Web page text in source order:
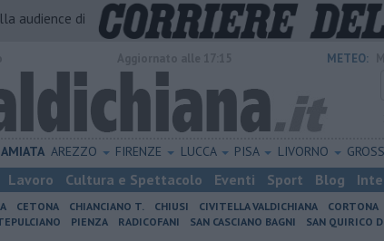
audience di
METEO:
AMIATA AREZZO FIRENZE LUCCA PISA LIVORNO
Lavoro Cultura e Spettacolo Eventi Sport Blog
CETONA CHIANCIANO T. CHIUSI CIVITELLA VALDICHIANA CORTONA
PIENZA RADICOFANI SAN CASCIANO BAGNI SAN QUIRICO